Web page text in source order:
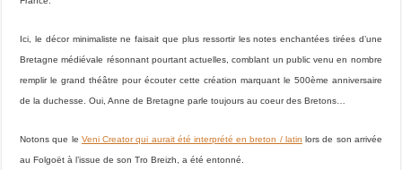
Ici, le décor minimaliste ne faisait que plus ressortir les notes enchantées tirées d’une
Bretagne médiévale résonnant pourtant actuelles, comblant un public venu en nombre
remplir le grand théâtre pour écouter cette création marquant le 500ème anniversaire
de la duchesse. Oui, Anne de Bretagne parle toujours au coeur des Bretons…
Notons que le Veni Creator qui aurait été interprété en breton / latin lors de son arrivée
au Folgoët à l’issue de son Tro Breizh, a été entonné.